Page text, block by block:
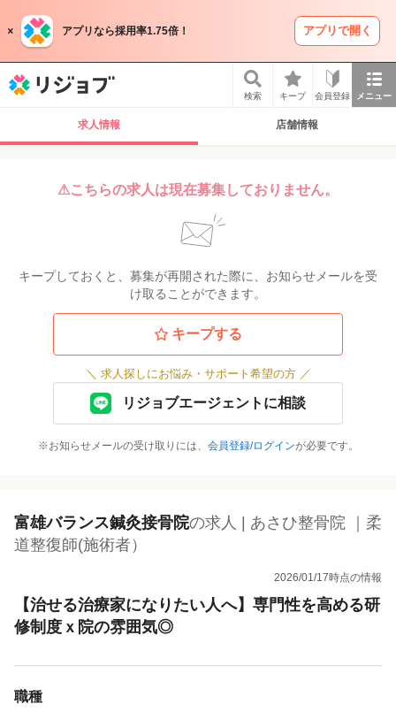
アプリなら採用率1.75倍！ アプリで開く
検索 キープ 会員登録 メニュー
求人情報 店舗情報
⚠こちらの求人は現在募集しておりません。
キープしておくと、募集が再開された際に、お知らせメールを受
け取ることができます。
キープする
＼ 求人探しにお悩み・サポート希望の方 ／
リジョブエージェントに相談
※お知らせメールの受け取りには、 会員登録/ログインが必要です。
富雄バランス鍼灸接骨院の求人 | あさひ整骨院 ｜柔
道整復師(施術者）
2026/01/17時点の情報
【治せる治療家になりたい人へ】専門性を高める研
修制度ｘ院の雰囲気◎
職種